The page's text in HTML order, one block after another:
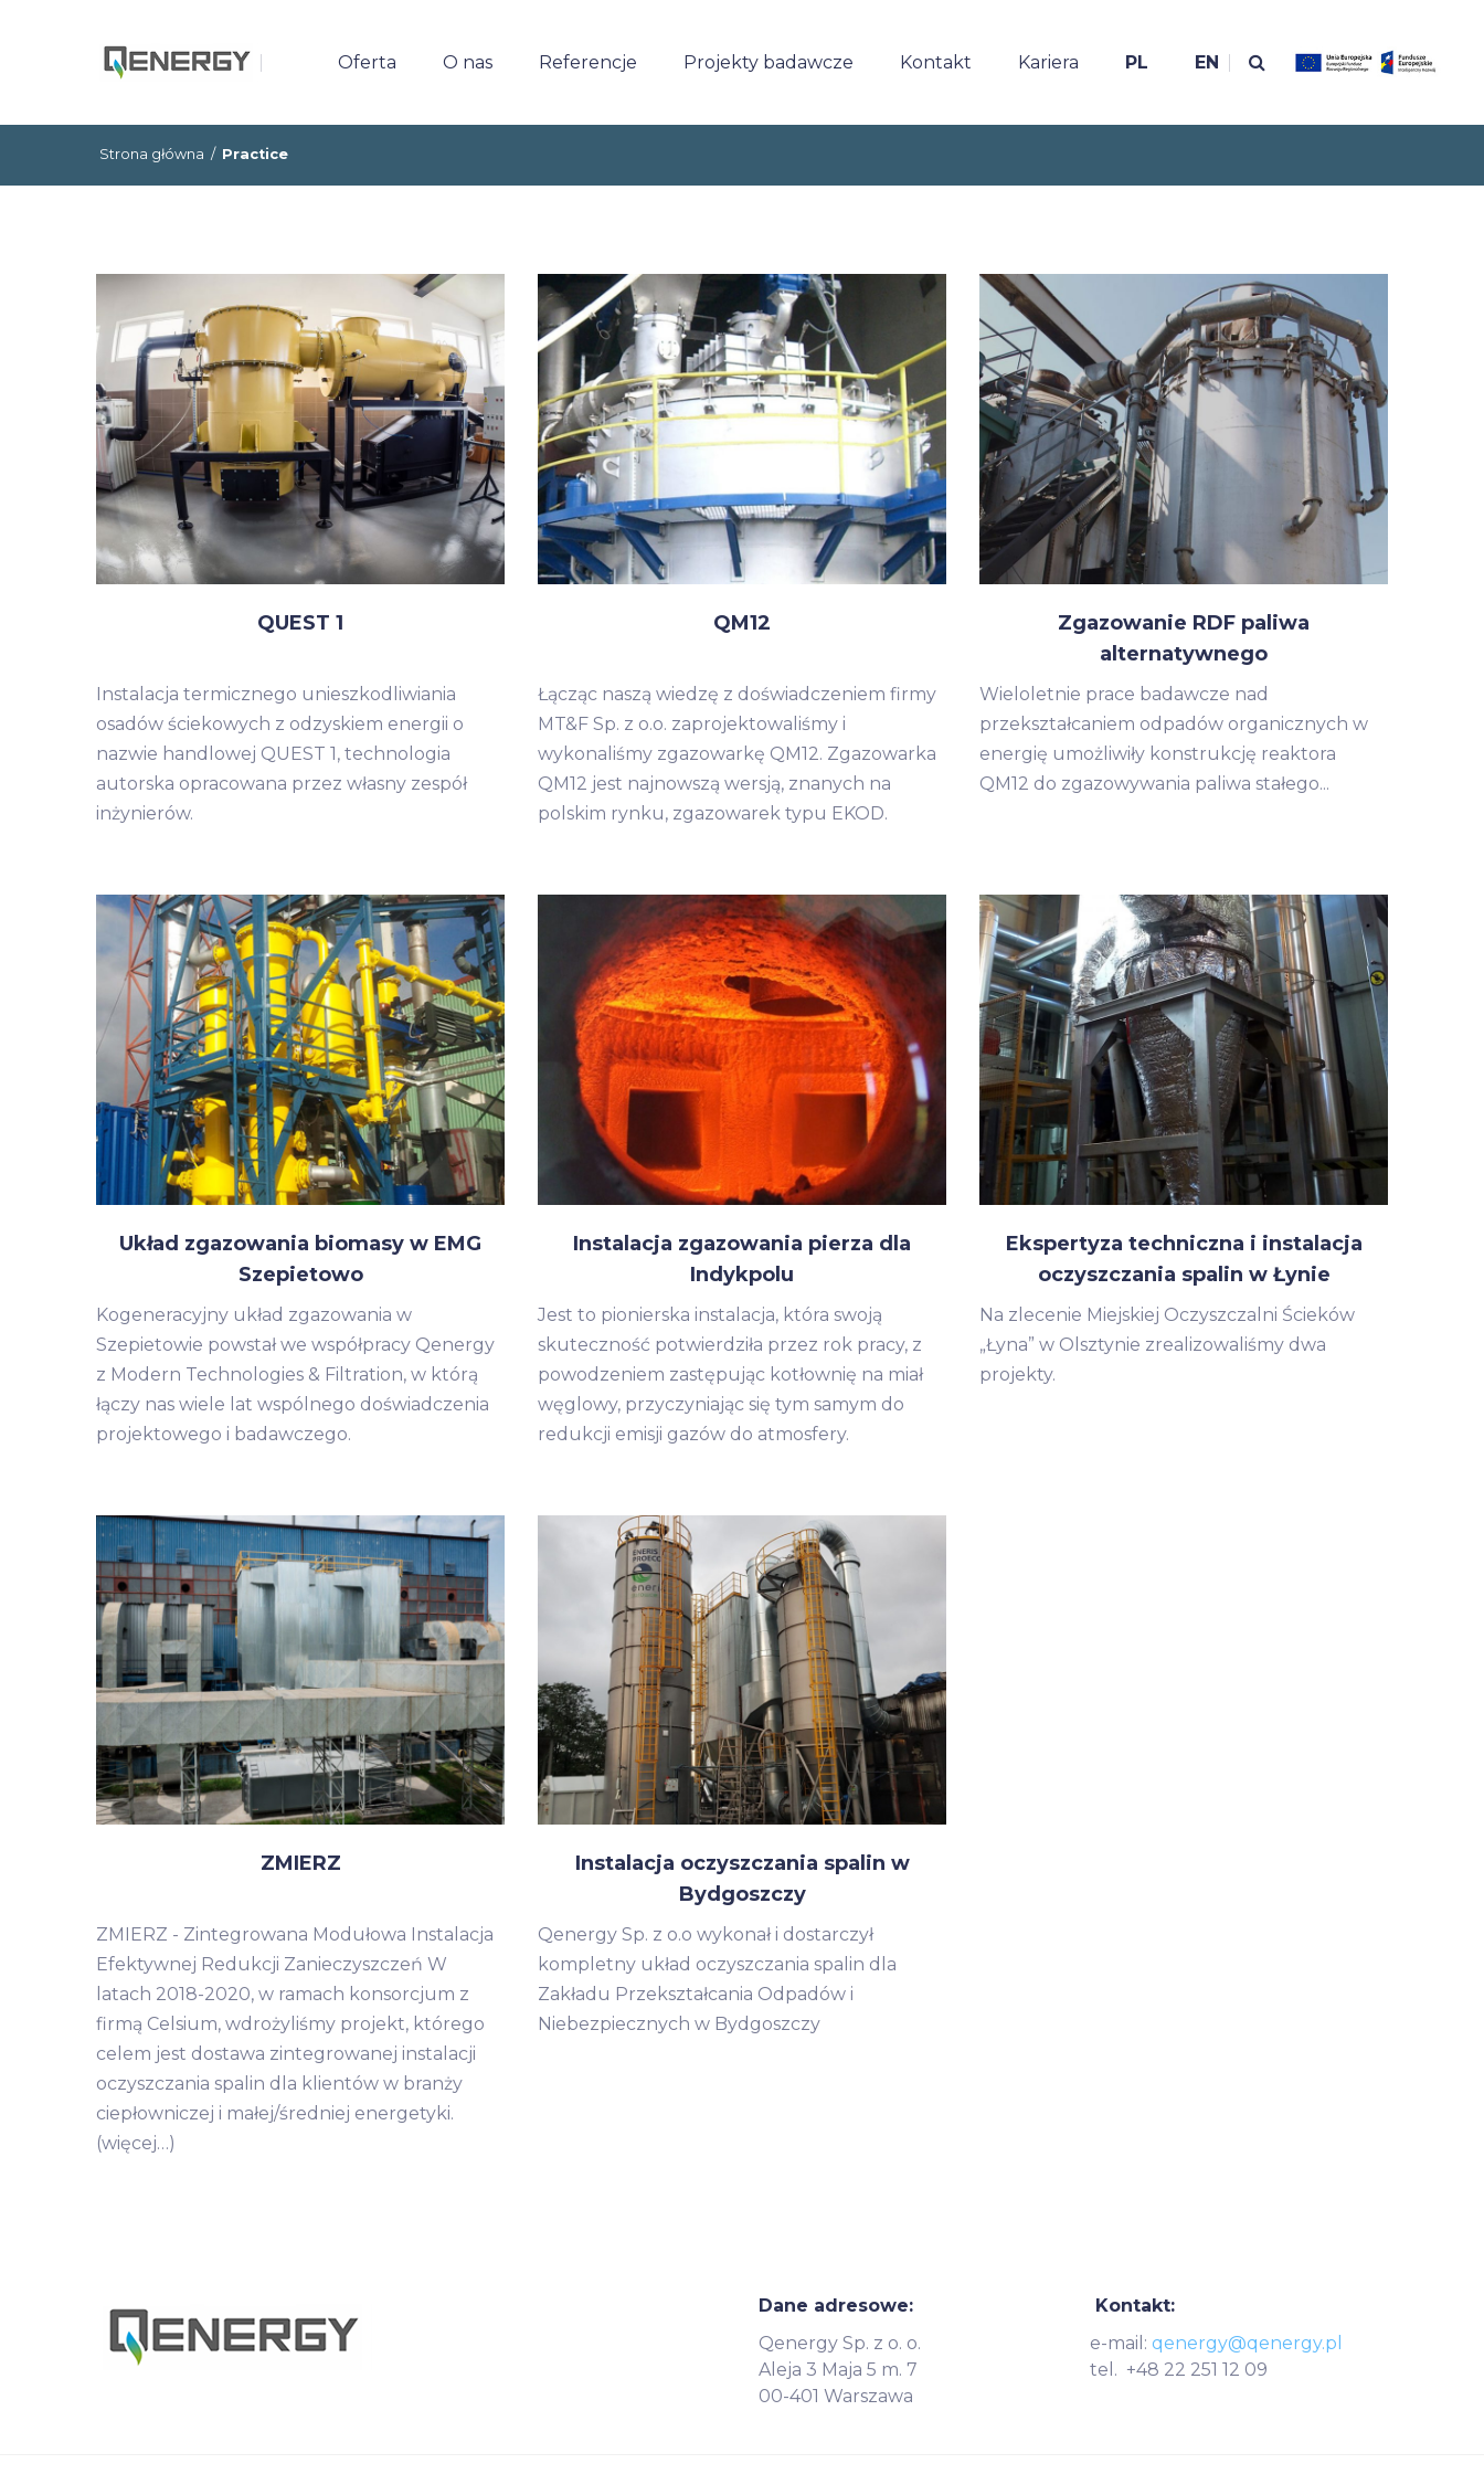
Oferta O nas Referencje Projekty badawcze Kontakt Kariera PL EN
Strona główna / Practice
QUEST 1
Instalacja termicznego unieszkodliwiania
osadów ściekowych z odzyskiem energii o
nazwie handlowej QUEST 1, technologia
autorska opracowana przez własny zespół
inżynierów.
QM12
Łącząc naszą wiedzę z doświadczeniem firmy
MT&F Sp. z o.o. zaprojektowaliśmy i
wykonaliśmy zgazowarkę QM12. Zgazowarka
QM12 jest najnowszą wersją, znanych na
polskim rynku, zgazowarek typu EKOD.
Zgazowanie RDF paliwa
alternatywnego
Wieloletnie prace badawcze nad
przekształcaniem odpadów organicznych w
energię umożliwiły konstrukcję reaktora
QM12 do zgazowywania paliwa stałego...
Układ zgazowania biomasy w EMG
Szepietowo
Kogeneracyjny układ zgazowania w
Szepietowie powstał we współpracy Qenergy
z Modern Technologies & Filtration, w którą
łączy nas wiele lat wspólnego doświadczenia
projektowego i badawczego.
Instalacja zgazowania pierza dla
Indykpolu
Jest to pionierska instalacja, która swoją
skuteczność potwierdziła przez rok pracy, z
powodzeniem zastępując kotłownię na miał
węglowy, przyczyniając się tym samym do
redukcji emisji gazów do atmosfery.
Ekspertyza techniczna i instalacja
oczyszczania spalin w Łynie
Na zlecenie Miejskiej Oczyszczalni Ścieków
„Łyna” w Olsztynie zrealizowaliśmy dwa
projekty.
ZMIERZ
ZMIERZ - Zintegrowana Modułowa Instalacja
Efektywnej Redukcji Zanieczyszczeń W
latach 2018-2020, w ramach konsorcjum z
firmą Celsium, wdrożyliśmy projekt, którego
celem jest dostawa zintegrowanej instalacji
oczyszczania spalin dla klientów w branży
ciepłowniczej i małej/średniej energetyki.
(więcej…)
Instalacja oczyszczania spalin w
Bydgoszczy
Qenergy Sp. z o.o wykonał i dostarczył
kompletny układ oczyszczania spalin dla
Zakładu Przekształcania Odpadów i
Niebezpiecznych w Bydgoszczy
Dane adresowe:
Qenergy Sp. z o. o.
Aleja 3 Maja 5 m. 7
00-401 Warszawa
Kontakt:
e-mail: qenergy@qenergy.pl
tel. +48 22 251 12 09